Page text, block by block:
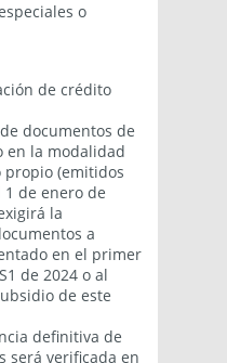
o
de crédito
documentos de
en la modalidad
(emitidos
de enero de
la
a
en el primer
de 2024 o al
de este
definitiva de
será verificada en